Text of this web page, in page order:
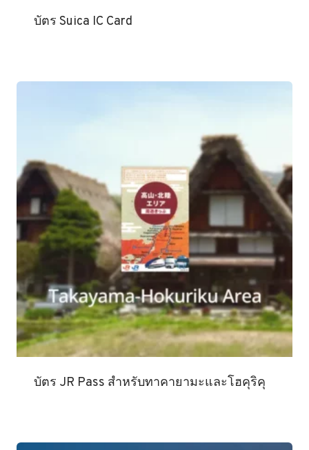
บัตร Suica IC Card
บัตร JR Pass สำหรับทาคายามะและโฮคุริคุ